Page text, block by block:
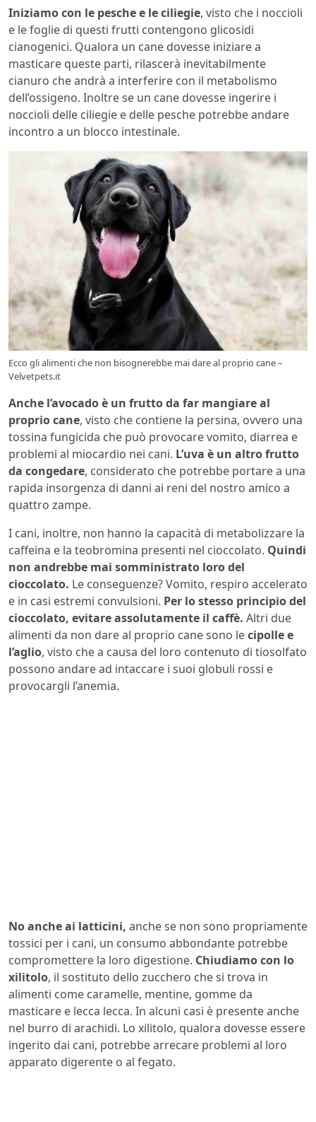
Iniziamo con le pesche e le ciliegie, visto che i noccioli
e le foglie di questi frutti contengono glicosidi
cianogenici. Qualora un cane dovesse iniziare a
masticare queste parti, rilascerà inevitabilmente
cianuro che andrà a interferire con il metabolismo
dell’ossigeno. Inoltre se un cane dovesse ingerire i
noccioli delle ciliegie e delle pesche potrebbe andare
incontro a un blocco intestinale.
Ecco gli alimenti che non bisognerebbe mai dare al proprio cane –
Velvetpets.it
Anche l’avocado è un frutto da far mangiare al
proprio cane, visto che contiene la persina, ovvero una
tossina fungicida che può provocare vomito, diarrea e
problemi al miocardio nei cani. L’uva è un altro frutto
da congedare, considerato che potrebbe portare a una
rapida insorgenza di danni ai reni del nostro amico a
quattro zampe.
I cani, inoltre, non hanno la capacità di metabolizzare la
caffeina e la teobromina presenti nel cioccolato. Quindi
non andrebbe mai somministrato loro del
cioccolato. Le conseguenze? Vomito, respiro accelerato
e in casi estremi convulsioni. Per lo stesso principio del
cioccolato, evitare assolutamente il caffè. Altri due
alimenti da non dare al proprio cane sono lecipolle e
l’aglio, visto che a causa del loro contenuto di tiosolfato
possono andare ad intaccare i suoi globuli rossi e
provocargli l’anemia.
No anche ai latticini, anche se non sono propriamente
tossici per i cani, un consumo abbondante potrebbe
compromettere la loro digestione. Chiudiamo con lo
xilitolo, il sostituto dello zucchero che si trova in
alimenti come caramelle, mentine, gomme da
masticare e lecca lecca. In alcuni casi è presente anche
nel burro di arachidi. Lo xilitolo, qualora dovesse essere
ingerito dai cani, potrebbe arrecare problemi al loro
apparato digerente o al fegato.